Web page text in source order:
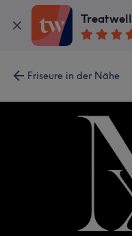
Treatwell
Friseure in der Nähe